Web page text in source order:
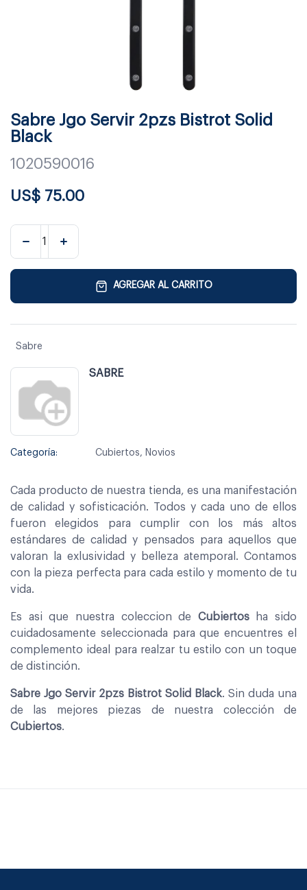
Sabre Jgo Servir 2pzs Bistrot Solid
Black
1020590016
US$ 75.00
AGREGAR AL CARRITO
Sabre
SABRE
Categoría: Cubiertos, Novios
Cada producto de nuestra tienda, es una manifestación
de calidad y sofisticación. Todos y cada uno de ellos
fueron elegidos para cumplir con los más altos
estándares de calidad y pensados para aquellos que
valoran la exlusividad y belleza atemporal. Contamos
con la pieza perfecta para cada estilo y momento de tu
vida.
Es asi que nuestra coleccion de Cubiertosha sido
cuidadosamente seleccionada para que encuentres el
complemento ideal para realzar tu estilo con un toque
de distinción.
Sabre Jgo Servir 2pzs Bistrot Solid Black. Sin duda una
de las mejores piezas de nuestra colección de
Cubiertos.